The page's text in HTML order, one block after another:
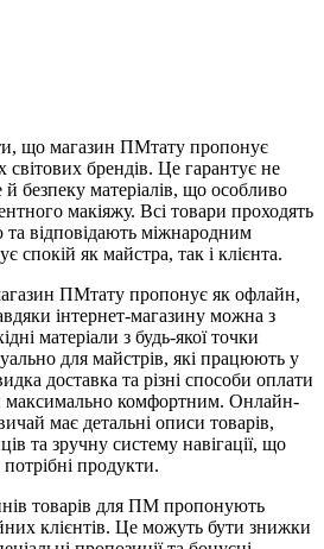
що магазин ПМтату пропонує
світових брендів. Це гарантує не
й безпеку матеріалів, що особливо
макіяжу. Всі товари проходять
та відповідають міжнародним
спокій як майстра, так і клієнта.
ПМтату пропонує як офлайн,
інтернет-магазину можна з
матеріали з будь-якої точки
для майстрів, які працюють у
доставка та різні способи оплати
максимально комфортним. Онлайн-
має детальні описи товарів,
та зручну систему навігації, що
продукти.
товарів для ПМ пропонують
клієнтів. Це можуть бути знижки